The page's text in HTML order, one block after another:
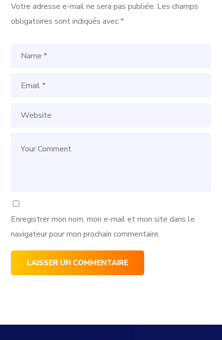
Votre adresse e-mail ne sera pas publiée. Les champs
obligatoires sont indiqués avec*
Enregistrer mon nom, mon e-mail et mon site dans le
navigateur pour mon prochain commentaire.